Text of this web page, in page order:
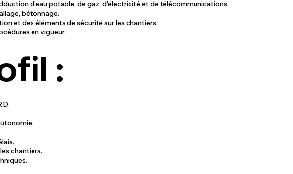
d'eau potable, de gaz, d'électricité et de télécommunications.
bétonnage.
et des éléments de sécurité sur les chantiers.
en vigueur.
:
chantiers.